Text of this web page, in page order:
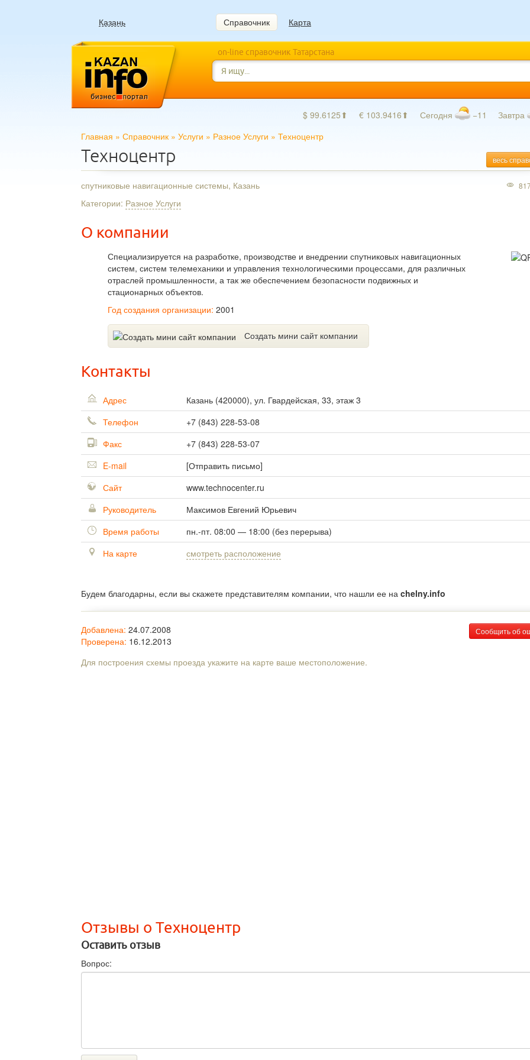
Казань Справочник Карта
on-line справочник Татарстана
$ 99.6125⬆ € 103.9416⬆ Сегодня −11 Завтра
Главная » Справочник » Услуги » Разное Услуги » Техноцентр
весь
Техноцентр
спутниковые навигационные системы, Казань
Категории: Разное Услуги
О компании
Специализируется на разработке, производстве и внедрении спутниковых навигационных
систем, систем телемеханики и управления технологическими процессами, для различных
отраслей промышленности, а так же обеспечением безопасности подвижных и
стационарных объектов.
Год создания организации: 2001
Создать мини сайт компании
Контакты
Адрес Казань (420000), ул. Гвардейская, 33, этаж 3
Телефон
+7 (843) 228-53-08
Факс
+7 (843) 228-53-07
E-mail
[Отправить письмо]
Сайт
www.technocenter.ru
Руководитель
Максимов Евгений Юрьевич
Время работы
пн.-пт. 08:00 — 18:00 (без перерыва)
На карте
смотреть расположение
Будем благодарны, если вы скажете представителям компании, что нашли ее на chelny.info
Сообщить об
Добавлена: 24.07.2008
Проверена: 16.12.2013
Для построения схемы проезда укажите на карте ваше местоположение.
Отзывы о Техноцентр
Оставить отзыв
Вопрос: